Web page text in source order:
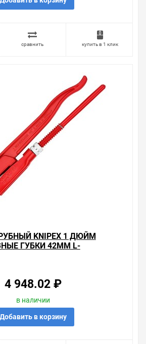
которым урегулируется проблема,
соответствует ожиданиям, или
консультацию по тому, что мы
конкретного товара,
об отличительных
который вы собираетесь купить.
посоветовать, рассказать
из нашего ассортимента.
любым способом, который для вас
удовольствием ответим на все
сравнить купить в 1 клик
KNIPEX 1 ДЮЙМ
ГУБКИ 42ММ L-
4 948.02 ₽
в наличии
Добавить в корзину